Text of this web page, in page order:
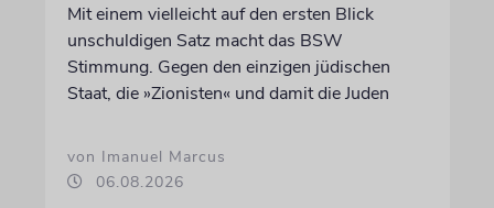
Mit einem vielleicht auf den ersten Blick
unschuldigen Satz macht das BSW
Stimmung. Gegen den einzigen jüdischen
Staat, die »Zionisten« und damit die Juden
von Imanuel Marcus
06.08.2026